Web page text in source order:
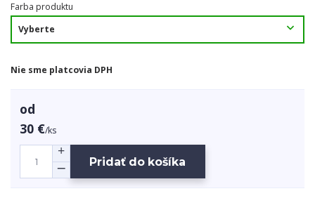
Farba produktu
Nie sme platcovia DPH
od
30 €/ks
Pridať do košíka